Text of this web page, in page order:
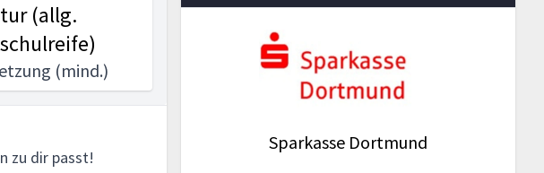
(allg.
(mind.)
zu dir passt!
Sparkasse Dortmund